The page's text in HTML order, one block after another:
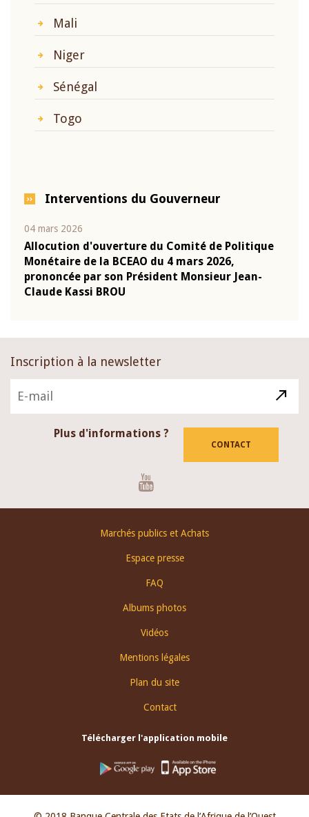
Mali
Niger
Sénégal
Togo
Interventions du Gouverneur
04 mars 2026
Allocution d'ouverture du Comité de Politique
Monétaire de la BCEAO du 4 mars 2026,
prononcée par son Président Monsieur Jean-
Claude Kassi BROU
Inscription à la newsletter
Plus d'informations ?
CONTACT
Marchés publics et Achats
Espace presse
FAQ
Albums photos
Vidéos
Mentions légales
Plan du site
Contact
Télécharger l'application mobile